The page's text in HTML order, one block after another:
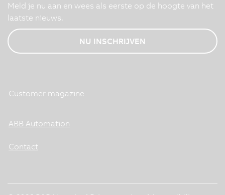
Meld je nu aan en wees als eerste op de hoogte van het
laatste nieuws.
NU INSCHRIJVEN
Customer magazine
ABB Automation
Contact